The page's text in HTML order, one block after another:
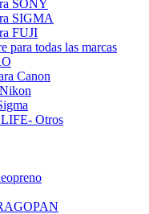
SONY
SIGMA
FUJI
para todas las marcas
Canon
Otros